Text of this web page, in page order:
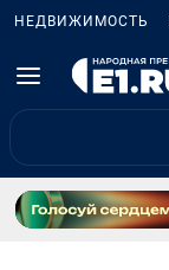
НЕДВИЖИМОСТЬ